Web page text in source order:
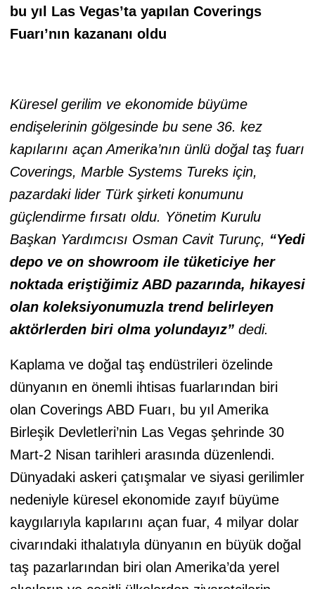
bu yıl Las Vegas’ta yapılan Coverings
Fuarı’nın kazananı oldu
Küresel gerilim ve ekonomide büyüme
endişelerinin gölgesinde bu sene 36. kez
kapılarını açan Amerika’nın ünlü doğal taş fuarı
Coverings, Marble Systems Tureks için,
pazardaki lider Türk şirketi konumunu
güçlendirme fırsatı oldu. Yönetim Kurulu
Başkan Yardımcısı Osman Cavit Turunç, “Yedi
depo ve on showroom ile tüketiciye her
noktada eriştiğimiz ABD pazarında, hikayesi
olan koleksiyonumuzla trend belirleyen
aktörlerden biri olma yolundayız” dedi.
Kaplama ve doğal taş endüstrileri özelinde
dünyanın en önemli ihtisas fuarlarından biri
olan Coverings ABD Fuarı, bu yıl Amerika
Birleşik Devletleri’nin Las Vegas şehrinde 30
Mart-2 Nisan tarihleri arasında düzenlendi.
Dünyadaki askeri çatışmalar ve siyasi gerilimler
nedeniyle küresel ekonomide zayıf büyüme
kaygılarıyla kapılarını açan fuar, 4 milyar dolar
civarındaki ithalatıyla dünyanın en büyük doğal
taş pazarlarından biri olan Amerika’da yerel